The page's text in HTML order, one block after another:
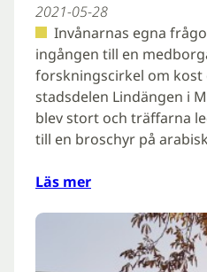
2021-05-28
Invånarnas egna
ingången till en
forskningscirkel om kost
stadsdelen Lindängen i
blev stort och träffarna
till en broschyr på
Läs mer